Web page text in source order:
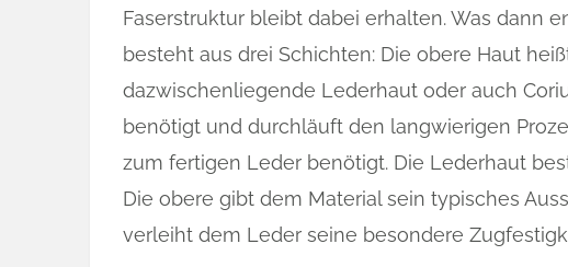
Faserstruktur bleibt dabei erhalten. Was dann
besteht aus drei Schichten: Die obere Haut
dazwischenliegende Lederhaut oder auch
benötigt und durchläuft den langwierigen
zum fertigen Leder benötigt. Die Lederhaut
Die obere gibt dem Material sein typisches
verleiht dem Leder seine besondere